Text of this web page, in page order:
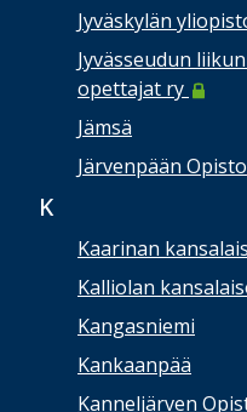
Jyväskylän
Jyvässeudun
opettajat ry
Jämsä
Järvenpään Opisto
K
Kaarinan
Kalliolan
Kangasniemi
Kankaanpää
Kanneljärven